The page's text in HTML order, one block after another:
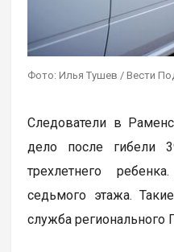
Фото: Илья Тушев / Вести
Следователи в
дело после гибели
трехлетнего
седьмого этажа.
служба регионального